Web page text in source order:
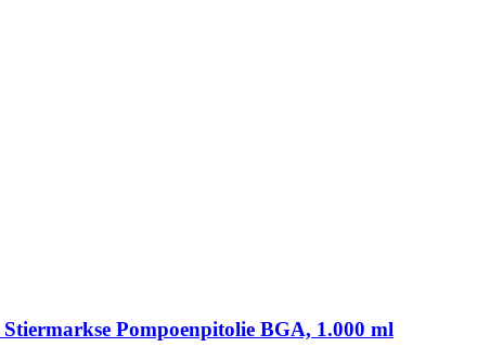
Stiermarkse Pompoenpitolie BGA, 1.000 ml